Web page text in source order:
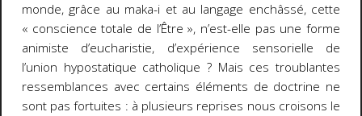
monde, grâce au maka-i et au langage enchâssé, cette
« conscience totale de l’Être », n’est-elle pas une forme
animiste d’eucharistie, d’expérience sensorielle de
l’union hypostatique catholique ? Mais ces troublantes
ressemblances avec certains éléments de doctrine ne
sont pas fortuites : à plusieurs reprises nous croisons le